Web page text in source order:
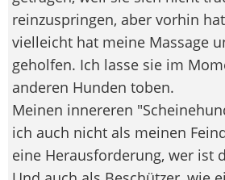
reinzuspringen, aber vorhin
vielleicht hat meine Massage
geholfen. Ich lasse sie im
anderen Hunden toben.
Meinen innereren
ich auch nicht als meinen
eine Herausforderung, wer ist